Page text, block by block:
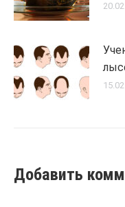
Добавить